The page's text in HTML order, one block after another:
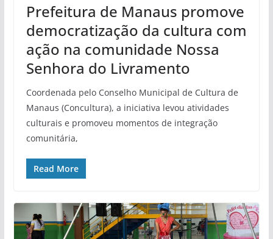
Prefeitura de Manaus promove
democratização da cultura com
ação na comunidade Nossa
Senhora do Livramento
Coordenada pelo Conselho Municipal de Cultura de
Manaus (Concultura), a iniciativa levou atividades
culturais e promoveu momentos de integração
comunitária,
Read More